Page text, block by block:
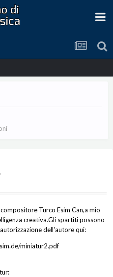
Turco Esim Can,a mio
creativa.Gli spartiti possono
dell'autore qui:
miniatur2.pdf